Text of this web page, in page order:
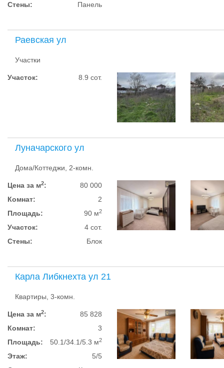
Стены:
Панель
Раевская ул
Участки
Участок: 8.9 сот.
Луначарского ул
Дома/Коттеджи, 2-комн.
Цена за м2:
80 000
Комнат:
2
Площадь:
90 м2
Участок:
4 сот.
Стены:
Блок
Карла Либкнехта ул 21
Квартиры, 3-комн.
Цена за м2:
85 828
Комнат:
3
Площадь:
50.1/34.1/5.3 м2
Этаж:
5/5